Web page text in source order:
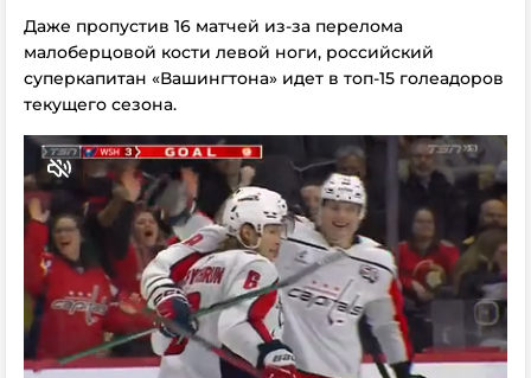
Даже пропустив 16 матчей из-за перелома
малоберцовой кости левой ноги, российский
суперкапитан «Вашингтона» идет в топ-15 голеадоров
текущего сезона.